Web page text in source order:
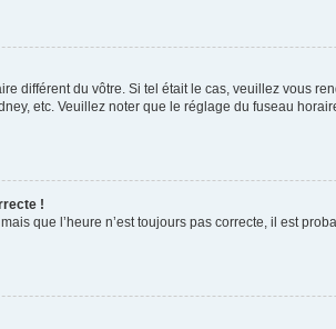
différent du vôtre. Si tel était le cas, veuillez vous
etc. Veuillez noter que le réglage du fuseau
!
que l’heure n’est toujours pas correcte, il est